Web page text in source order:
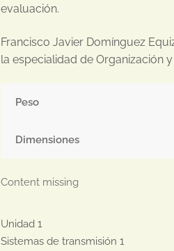
evaluación.
Francisco Javier Domínguez
la especialidad de Organización
Peso
Dimensiones
Content missing
Unidad 1
Sistemas de transmisión 1